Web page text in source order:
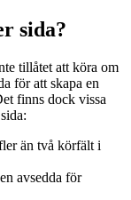
sida?
tillåtet att köra om
för att skapa en
finns dock vissa
än två körfält i
avsedda för